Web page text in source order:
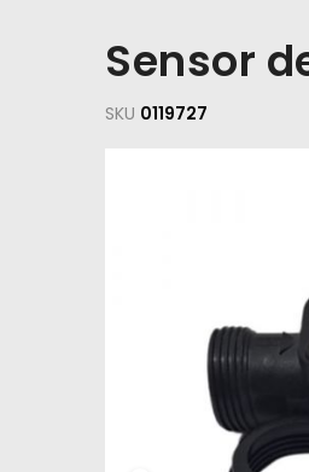
Sensor
SKU 0119727